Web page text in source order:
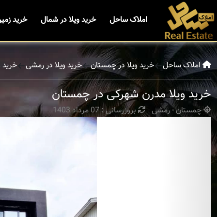
املاک ساحل خرید ویلا در شمال خرید
املاک ساحل خرید ویلا در چمستان خرید ویلا در رمشی
خرید ویلا مدرن شهرکی در چمستان
چمستان - رمشی بروزرسانی : 07 مرداد 1403